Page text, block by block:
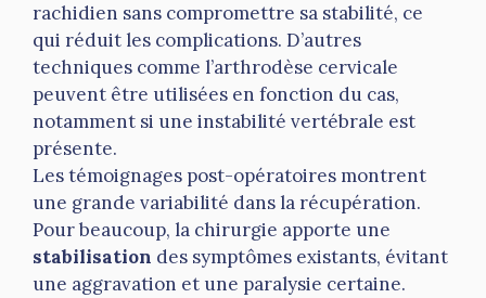
rachidien sans compromettre sa stabilité, ce
qui réduit les complications. D’autres
techniques comme l’arthrodèse cervicale
peuvent être utilisées en fonction du cas,
notamment si une instabilité vertébrale est
présente.
Les témoignages post-opératoires montrent
une grande variabilité dans la récupération.
Pour beaucoup, la chirurgie apporte une
stabilisation des symptômes existants, évitant
une aggravation et une paralysie certaine.